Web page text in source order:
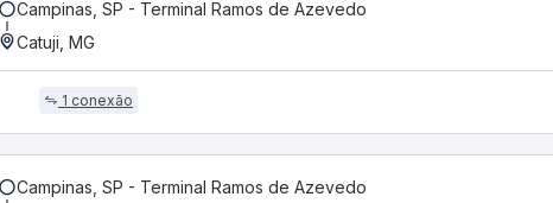
Campinas, SP - Terminal Ramos de Azevedo
Catuji, MG
1 conexão
Campinas, SP - Terminal Ramos de Azevedo